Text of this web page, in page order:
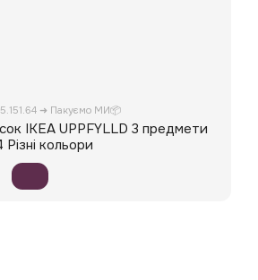
➜ Пакуємо МИ📦
IKEA UPPFYLLD 3 предмети
кольори